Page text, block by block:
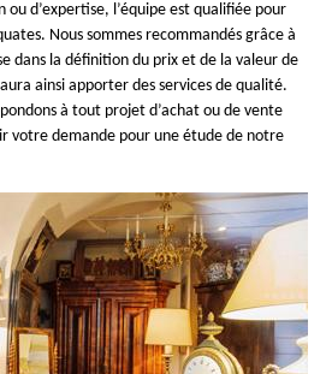
d’expertise, l’équipe est qualifiée pour
Nous sommes recommandés grâce à
dans la définition du prix et de la valeur de
ainsi apporter des services de qualité.
à tout projet d’achat ou de vente
votre demande pour une étude de notre